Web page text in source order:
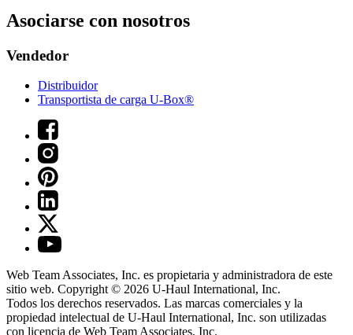
Asociarse con nosotros
Vendedor
Distribuidor
Transportista de carga U-Box®
Web Team Associates, Inc. es propietaria y administradora de este
sitio web. Copyright © 2026 U-Haul International, Inc.
Todos los derechos reservados. Las marcas comerciales y la
propiedad intelectual de U-Haul International, Inc. son utilizadas
con licencia de Web Team Associates, Inc.